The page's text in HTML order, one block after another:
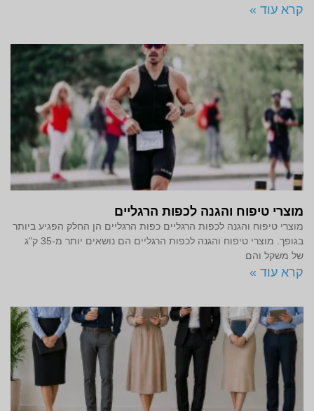
קרא עוד »
מוצרי טיפוח והגנה לכפות הרגליים
מוצרי טיפוח והגנה לכפות הרגליים כפות הרגליים הן החלק הפגיע ביותר
בגופך. מוצרי טיפוח והגנה לכפות הרגליים הם נושאים יותר מ-35 ק"ג
של משקל והם
קרא עוד »